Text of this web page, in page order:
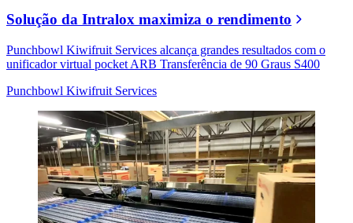
Solução da Intralox maximiza o rendimento
Punchbowl Kiwifruit Services alcança grandes resultados com o
unificador virtual pocket ARB Transferência de 90 Graus S400
Punchbowl Kiwifruit Services